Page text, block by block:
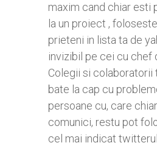
maxim cand chiar esti
la un proiect ,
prieteni in lista ta de
invizibil pe cei cu chef
Colegii si colaboratorii
bate la cap cu
persoane cu, care
comunici, restu pot
cel mai indicat twitterul.